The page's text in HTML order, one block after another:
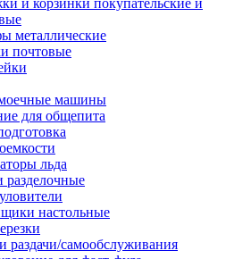
и корзинки покупательские и
металлические
почтовые
машины
для общепита
льда
разделочные
настольные
раздачи/самообслуживания